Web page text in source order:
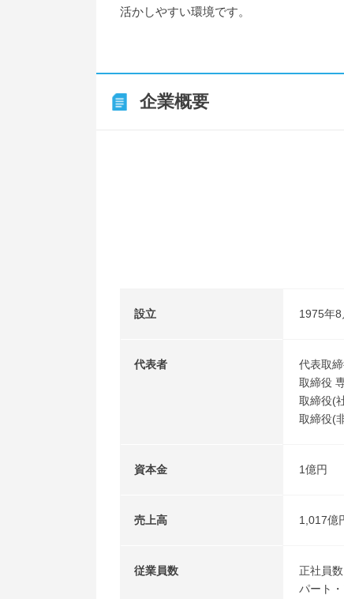
活かしやすい環境です。
企業概要
設立 1975年8
代表者
代表取
取締役
取締役(
取締役(
資本金 1億円
売上高 1,017億
従業員数
正社員
パート